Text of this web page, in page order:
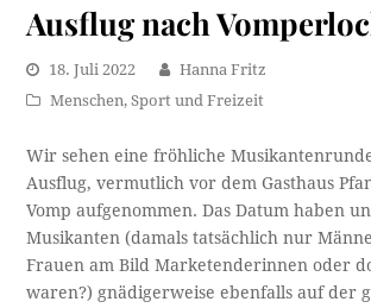
Ausflug nach
18. Juli 2022
Hanna Fritz
Menschen,Sport und Freizeit
Wir sehen eine fröhliche
Ausflug, vermutlich vor dem Gasthaus
Vomp aufgenommen. Das Datum haben
Musikanten (damals tatsächlich nur
Frauen am Bild Marketenderinnen oder
waren?) gnädigerweise ebenfalls auf der